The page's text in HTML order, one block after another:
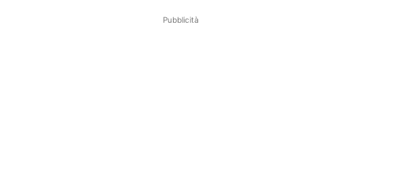
Pubblicità